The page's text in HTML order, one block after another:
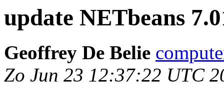
update NETbeans
Geoffrey De Belie
Zo Jun 23 12:37:22 UTC